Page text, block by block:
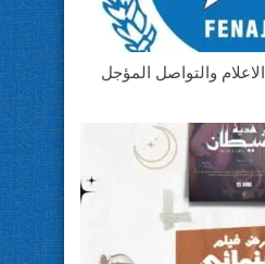
والتواصل المؤجل